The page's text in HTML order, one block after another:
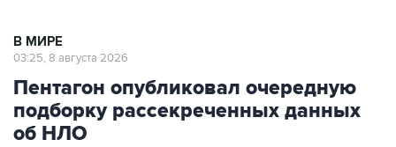
В МИРЕ
03:25, 8 августа 2026
Пентагон опубликовал очередную
подборку рассекреченных данных
об НЛО